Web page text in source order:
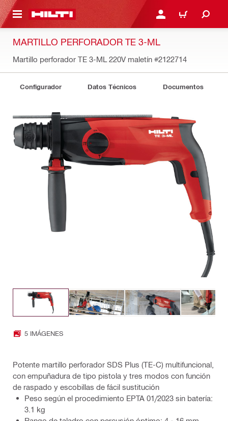
PRINCIPAL INICIE SESIÓN O
CARRITO
MARTILLO PERFORADOR TE 3-ML
Martillo perforador TE 3-ML 220V maletín #2122714
Configurador Datos Técnicos Documentos
5 IMÁGENES
Potente martillo perforador SDS Plus (TE-C) multifuncional,
con empuñadura de tipo pistola y tres modos con función
de raspado y escobillas de fácil sustitución
Peso según el procedimiento EPTA 01/2023 sin batería:
3.1 kg